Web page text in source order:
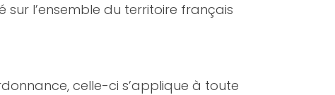
l’ensemble du territoire français
celle-ci s’applique à toute